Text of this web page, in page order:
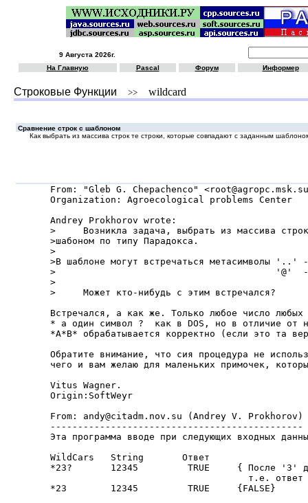
9 Августа 2026г.
На Главную
Pascal Форум Информер
Строковые Функции >> wildcard
Сравнение строк с шаблоном
Как выбрать из массива строк те строки, которые совпадают с заданным
From: "Gleb G. Chepachenco"
Organization: Agroecological problems Center
Andrey Prokhorov wrote:
>     Возникла задача, выбрать из массива
>шабоном по типу Парадокса.
>
>В шаблоне могут встречаться метасимволы '..'
>                                        '@'  -
>
>     Может кто-нибудь с этим встречался?
Встречался, а как же. Только любое число любых
* а один символ ?  как в DOS, но в отличие от
*A*B* обрабатывается корректно (если это та
Обратите внимание, что сия процедура не
чего и вам желаю для маленьких примочек,
Vitus Wagner.
Origin:SoftWeyr
From: andy@citadm.nov.su (Andrey V. Prokhorov)
----------------------------------------------
Эта программа вводе при следующих входных
WildCars   String       Ответ
*23?       12345         TRUE     { После '3'
т.е. ответ
*23        12345         TRUE     {FALSE}